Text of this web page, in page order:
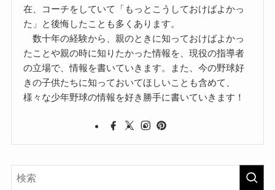
在、コーチをしていて「もっとこうしておけばよかっ
た」と後悔したことも多くあります。
数十年の経験から、親のときに知っておけばよかっ
たことや親の時に知りたかった情報を、現役の指導者
の立場で、情報を書いていきます。また、今の野球好
きの子供たちに知っておいてほしいことも含めて、
様々な少年野球の情報を好き勝手に書いていきます！